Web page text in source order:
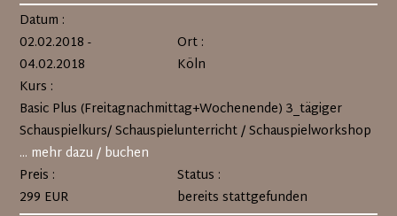
Datum :
02.02.2018 -
04.02.2018
Ort :
Köln
Kurs :
Basic Plus (Freitagnachmittag+Wochenende) 3_tägiger
Schauspielkurs/ Schauspielunterricht / Schauspielworkshop
... mehr dazu / buchen
Preis :
299 EUR
Status :
bereits stattgefunden